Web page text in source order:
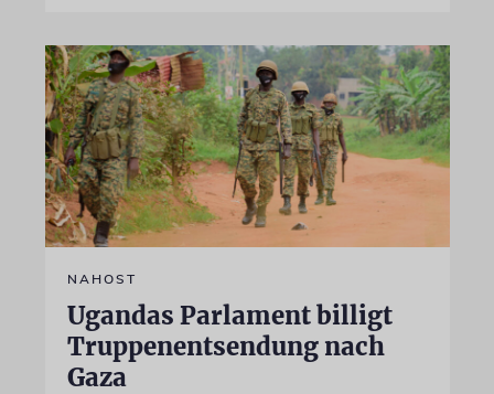
NAHOST
Ugandas Parlament billigt
Truppenentsendung nach
Gaza